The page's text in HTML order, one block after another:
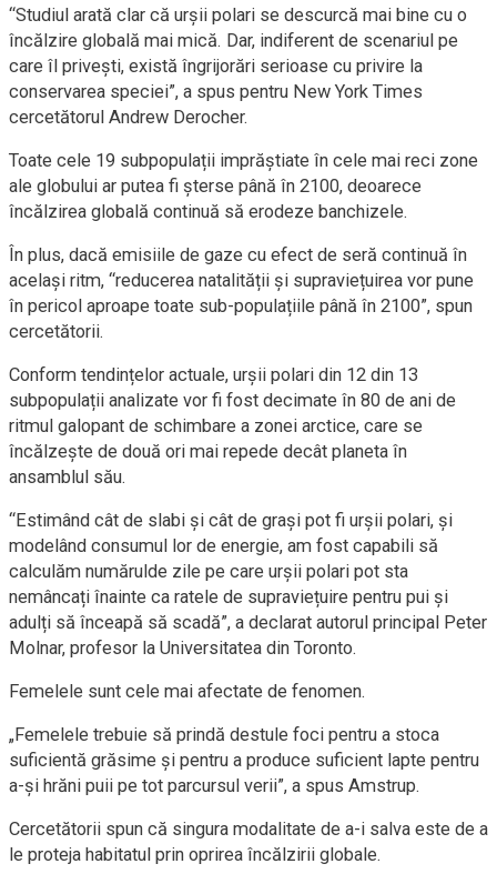
“Studiul arată clar că urșii polari se descurcă mai bine cu o
încălzire globală mai mică. Dar, indiferent de scenariul pe
care îl privești, există îngrijorări serioase cu privire la
conservarea speciei”, a spus pentru New York Times
cercetătorul Andrew Derocher.
Toate cele 19 subpopulații imprăștiate în cele mai reci zone
ale globului ar putea fi șterse până în 2100, deoarece
încălzirea globală continuă să erodeze banchizele.
În plus, dacă emisiile de gaze cu efect de seră continuă în
același ritm, “reducerea natalității și supraviețuirea vor pune
în pericol aproape toate sub-populațiile până în 2100”, spun
cercetătorii.
Conform tendințelor actuale, urșii polari din 12 din 13
subpopulații analizate vor fi fost decimate în 80 de ani de
ritmul galopant de schimbare a zonei arctice, care se
încălzește de două ori mai repede decât planeta în
ansamblul său.
“Estimând cât de slabi și cât de grași pot fi urșii polari, și
modelând consumul lor de energie, am fost capabili să
calculăm numărulde zile pe care urșii polari pot sta
nemâncați înainte ca ratele de supraviețuire pentru pui și
adulți să înceapă să scadă”, a declarat autorul principal Peter
Molnar, profesor la Universitatea din Toronto.
Femelele sunt cele mai afectate de fenomen.
„Femelele trebuie să prindă destule foci pentru a stoca
suficientă grăsime și pentru a produce suficient lapte pentru
a-și hrăni puii pe tot parcursul verii”, a spus Amstrup.
Cercetătorii spun că singura modalitate de a-i salva este de a
le proteja habitatul prin oprirea încălzirii globale.